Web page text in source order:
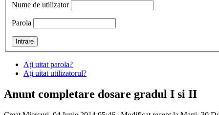
Nume de utilizator
Parola
Aţi uitat parola?
Aţi uitat utilizatorul?
Anunt completare dosare gradul I si II